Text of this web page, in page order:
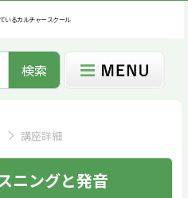
いるカルチャースクール
検索
講座詳細
ニングと発音